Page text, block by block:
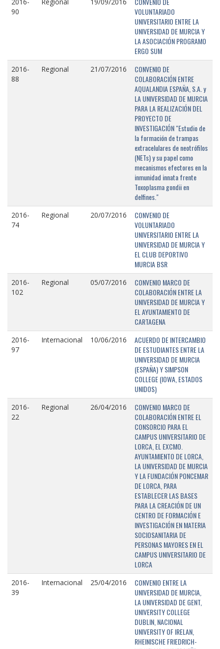
90
VOLUNTARIADO
UNIVERSITARIO ENTRE LA
UNIVERSIDAD DE MURCIA Y
LA ASOCIACIÓN PROGRAMO
ERGO SUM
2016-
88
Regional 21/07/2016
CONVENIO DE
COLABORACIÓN ENTRE
AQUALANDIA ESPAÑA, S.A. y
LA UNIVERSIDAD DE MURCIA
PARA LA REALIZACIÓN DEL
PROYECTO DE
INVESTIGACIÓN "Estudio de
la formación de trampas
extracelulares de neotrófilos
(NETs) y su papel como
mecanismos efectores en la
inmunidad innata frente
Toxoplasma gondii en
delfines."
2016-
74
Regional 20/07/2016
CONVENIO DE
VOLUNTARIADO
UNIVERSITARIO ENTRE LA
UNIVERSIDAD DE MURCIA Y
EL CLUB DEPORTIVO
MURCIA BSR
2016-
102
Regional 05/07/2016
CONVENIO MARCO DE
COLABORACIÓN ENTRE LA
UNIVERSIDAD DE MURCIA Y
EL AYUNTAMIENTO DE
CARTAGENA
2016-
97
Internacional 10/06/2016
ACUERDO DE INTERCAMBIO
DE ESTUDIANTES ENTRE LA
UNIVERSIDAD DE MURCIA
(ESPAÑA) Y SIMPSON
COLLEGE (IOWA, ESTADOS
UNIDOS)
2016-
22
Regional 26/04/2016
CONVENIO MARCO DE
COLABORACIÓN ENTRE EL
CONSORCIO PARA EL
CAMPUS UNIVERSITARIO DE
LORCA, EL EXCMO.
AYUNTAMIENTO DE LORCA,
LA UNIVERSIDAD DE MURCIA
Y LA FUNDACIÓN PONCEMAR
DE LORCA, PARA
ESTABLECER LAS BASES
PARA LA CREACIÓN DE UN
CENTRO DE FORMACIÓN E
INVESTIGACIÓN EN MATERIA
SOCIOSANITARIA DE
PERSONAS MAYORES EN EL
CAMPUS UNIVERSITARIO DE
LORCA
2016-
39
Internacional 25/04/2016
CONVENIO ENTRE LA
UNIVERSIDAD DE MURCIA,
LA UNIVERSIDAD DE GENT,
UNIVERSITY COLLEGE
DUBLIN, NACIONAL
UNIVERSITY OF IRELAN,
RHEINISCHE FRIEDRICH-